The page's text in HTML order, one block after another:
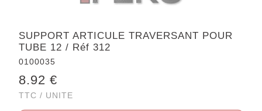
SUPPORT ARTICULE TRAVERSANT POUR
TUBE 12 / Réf 312
0100035
8.92 €
TTC / UNITE